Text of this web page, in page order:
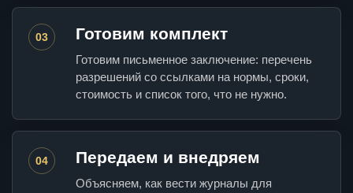
03 Готовим комплект
Готовим письменное заключение: перечень
разрешений со ссылками на нормы, сроки,
стоимость и список того, что не нужно.
04 Передаем и внедряем
Объясняем, как вести журналы для